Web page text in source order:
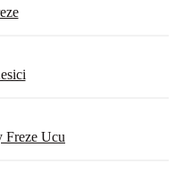
Freze Ucu